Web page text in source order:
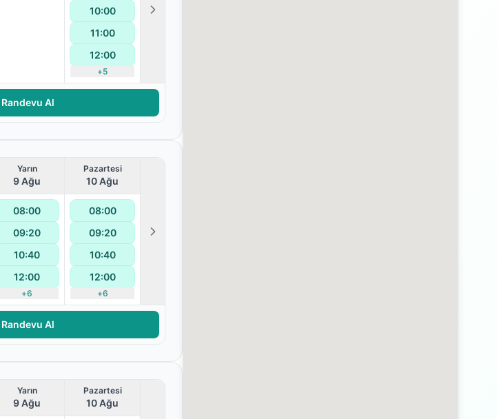
10:00
11:00
12:00
+5
Randevu Al
Yarın
9 Ağu
08:00
09:20
10:40
12:00
+6
Pazartesi
10 Ağu
08:00
09:20
10:40
12:00
+6
Randevu Al
Yarın
9 Ağu
Pazartesi
10 Ağu